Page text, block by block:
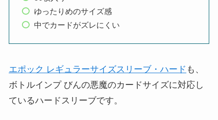
ゆったりめのサイズ感
中でカードがズレにくい
エポック レギュラーサイズスリーブ・ハード も、
ボトルインプ びんの悪魔のカードサイズに対応し
ているハードスリーブです。